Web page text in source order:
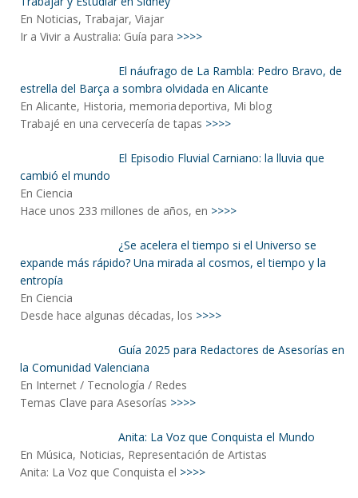
En Noticias, Trabajar, Viajar
Ir a Vivir a Australia: Guía para >>>>
El náufrago de La Rambla: Pedro Bravo, de
estrella del Barça a sombra olvidada en Alicante
En Alicante, Historia, memoria deportiva, Mi blog
Trabajé en una cervecería de tapas >>>>
El Episodio Fluvial Carniano: la lluvia que
cambió el mundo
En Ciencia
Hace unos 233 millones de años, en >>>>
¿Se acelera el tiempo si el Universo se
expande más rápido? Una mirada al cosmos, el tiempo y la
entropía
En Ciencia
Desde hace algunas décadas, los >>>>
Guía 2025 para Redactores de Asesorías en
la Comunidad Valenciana
En Internet / Tecnología / Redes
Temas Clave para Asesorías >>>>
Anita: La Voz que Conquista el Mundo
En Música, Noticias, Representación de Artistas
Anita: La Voz que Conquista el >>>>